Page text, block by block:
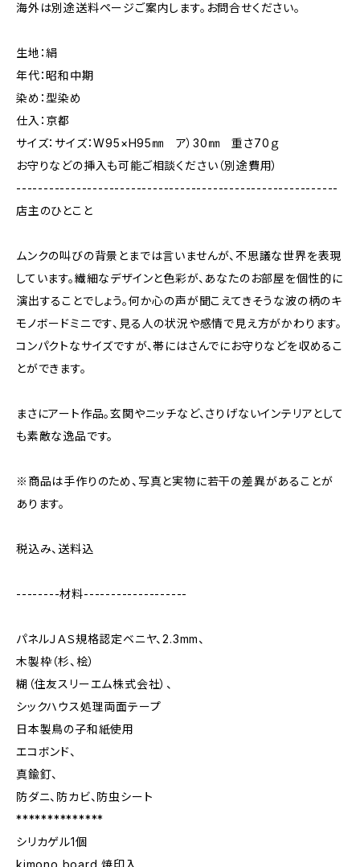
海外は別途送料ページご案内します。お問合せください。
生地：絹
年代：昭和中期
染め：型染め
仕入：京都
サイズ：サイズ：W95×H95㎜ ア）30㎜ 重さ70ｇ
お守りなどの挿入も可能ご相談ください（別途費用）
-----------------------------------------------------------
店主のひとこと
ムンクの叫びの背景とまでは言いませんが、不思議な世界を表現
しています。繊細なデザインと色彩が、あなたのお部屋を個性的に
演出することでしょう。何か心の声が聞こえてきそうな波の柄のキ
モノボードミニです、見る人の状況や感情で見え方がかわります。
コンパクトなサイズですが、帯にはさんでにお守りなどを収めるこ
とができます。
まさにアート作品。玄関やニッチなど、さりげないインテリアとして
も素敵な逸品です。
※商品は手作りのため、写真と実物に若干の差異があることが
あります。
税込み、送料込
--------材料-------------------
パネルＪＡＳ規格認定ベニヤ、2.3mm、
木製枠（杉、桧）
糊（住友スリーエム株式会社）、
シックハウス処理両面テープ
日本製鳥の子和紙使用
エコボンド、
真鍮釘、
防ダニ、防カビ、防虫シート
**************
シリカゲル1個
kimono board 焼印入